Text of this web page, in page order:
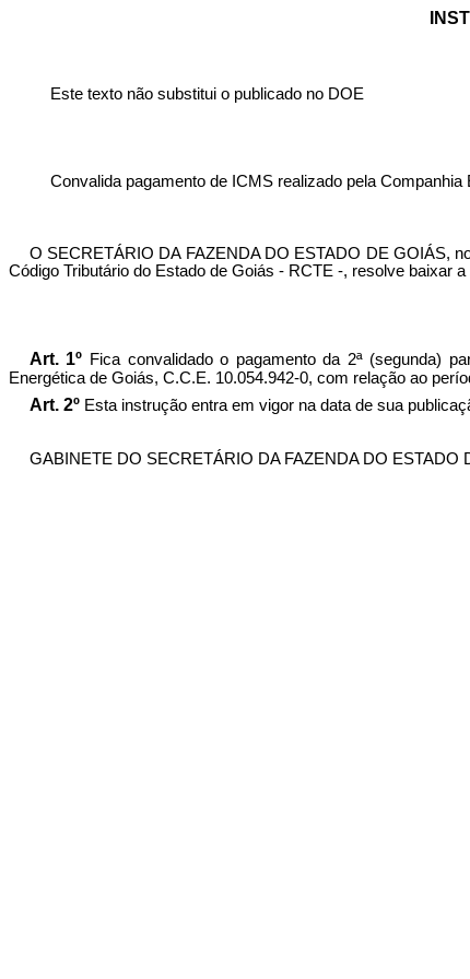
Este texto não substitui o publicado no DOE
Convalida pagamento de ICMS realizado pela Companhia
O SECRETÁRIO DA FAZENDA DO ESTADO DE GOIÁS,
Código Tributário do Estado de Goiás - RCTE -, resolve baixar a
Art. 1º Fica convalidado o pagamento da 2ª (segunda)
Energética de Goiás, C.C.E. 10.054.942-0, com relação ao
Art. 2º Esta instrução entra em vigor na data de sua
GABINETE DO SECRETÁRIO DA FAZENDA DO ESTADO